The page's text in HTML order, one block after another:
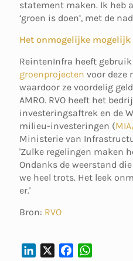
statement maken. Ik heb
‘groen is doen’, met de
Het onmogelijke mogelijk
ReintenInfra heeft
groenprojecten voor deze
waardoor ze voordelig
AMRO. RVO heeft het
investeringsaftrek en de
milieu-investeringen (
Ministerie van
'Zulke regelingen maken
Ondanks de weerstand
we heel trots. Het leek
er.'
Bron: RVO